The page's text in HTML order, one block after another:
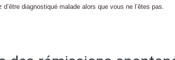
diagnostiqué malade alors que vous ne l’êtes pas.